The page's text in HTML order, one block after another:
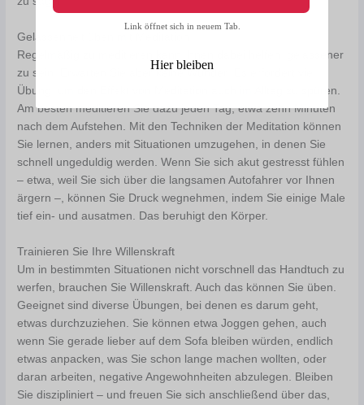
Gelassenheit üben mit Meditation
Regelmäßig zu meditieren kann Ihnen dabei helfen, gelassener
zu sein. Erwarten Sie aber keine Wunder: Es erfordert viel
Übung, um den Effekt von Meditation auch im Alltag zu spüren.
Am besten meditieren Sie dazu jeden Tag, etwa zehn Minuten
nach dem Aufstehen. Mit den Techniken der Meditation können
Sie lernen, anders mit Situationen umzugehen, in denen Sie
schnell ungeduldig werden. Wenn Sie sich akut gestresst fühlen
– etwa, weil Sie sich über die langsamen Autofahrer vor Ihnen
ärgern –, können Sie Druck wegnehmen, indem Sie einige Male
tief ein- und ausatmen. Das beruhigt den Körper.
Trainieren Sie Ihre Willenskraft
Um in bestimmten Situationen nicht vorschnell das Handtuch zu
werfen, brauchen Sie Willenskraft. Auch das können Sie üben.
Geeignet sind diverse Übungen, bei denen es darum geht,
etwas durchzuziehen. Sie können etwa Joggen gehen, auch
wenn Sie gerade lieber auf dem Sofa bleiben würden, endlich
etwas anpacken, was Sie schon lange machen wollten, oder
daran arbeiten, negative Angewohnheiten abzulegen. Bleiben
Sie diszipliniert – und freuen Sie sich anschließend über das,
Link öffnet sich in neuem Tab.
Hier bleiben